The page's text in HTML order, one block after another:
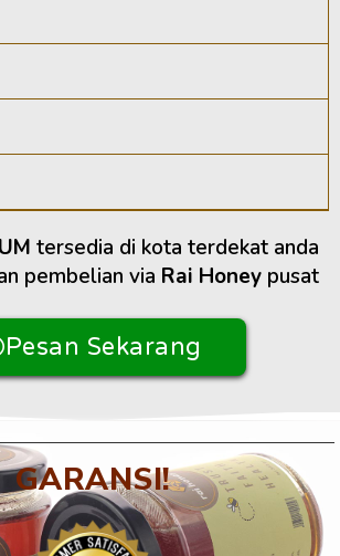
tersedia di kota terdekat anda
pembelian via Rai Honeypusat
Pesan Sekarang
GARANSI!